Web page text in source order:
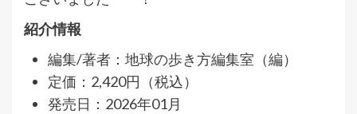
紹介情報
編集/著者：地球の歩き方編集室（編）
定価：2,420円（税込）
発売日：2026年01月